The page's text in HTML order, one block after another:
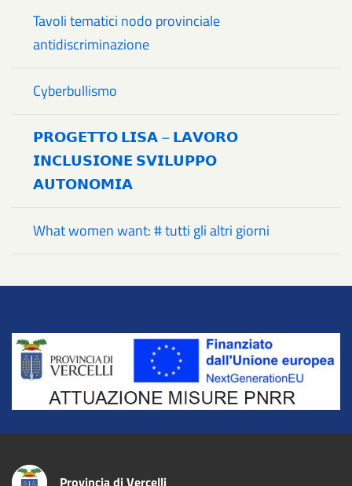
Tavoli tematici nodo provinciale
antidiscriminazione
Cyberbullismo
𝗣𝗥𝗢𝗚𝗘𝗧𝗧𝗢 𝗟𝗜𝗦𝗔 – 𝗟𝗔𝗩𝗢𝗥𝗢
𝗜𝗡𝗖𝗟𝗨𝗦𝗜𝗢𝗡𝗘 𝗦𝗩𝗜𝗟𝗨𝗣𝗣𝗢
𝗔𝗨𝗧𝗢𝗡𝗢𝗠𝗜𝗔
What women want: # tutti gli altri giorni
Title
Provincia di Vercelli